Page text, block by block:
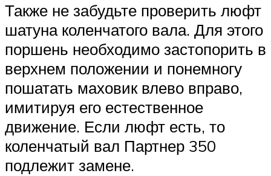
Также не забудьте проверить люфт
шатуна коленчатого вала. Для этого
поршень необходимо застопорить в
верхнем положении и понемногу
пошатать маховик влево вправо,
имитируя его естественное
движение. Если люфт есть, то
коленчатый вал Партнер 350
подлежит замене.